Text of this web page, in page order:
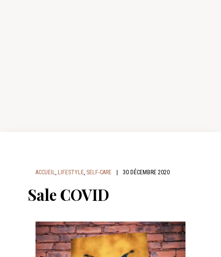
ACCUEIL, LIFESTYLE, SELF-CARE 30 DÉCEMBRE 2020
Sale COVID